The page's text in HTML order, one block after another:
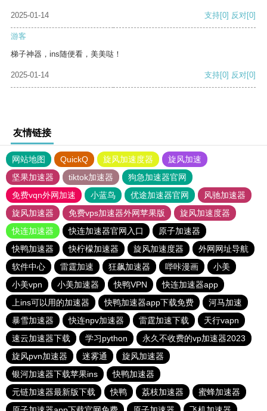
2025-01-14 支持[0] 反对[0]
游客
梯子神器，ins随便看，美美哒！
2025-01-14 支持[0] 反对[0]
友情链接
网站地图 QuickQ 旋风加速度器
旋风加速
坚果加速器
tiktok加速器
狗急加速器官网
免费vqn外网加速
小蓝鸟 优途加速器官网
风驰加速器
旋风加速器
免费vps加速器外网苹果版
旋风加速度器
快连加速器
快连加速器官网入口
原子加速器
快鸭加速器
快柠檬加速器 旋风加速度器
外网网址导航
软件中心
雷霆加速 狂飙加速器 哔咔漫画
小美
小美vpn
小美加速器 快鸭VPN
快连加速器app
上ins可以用的加速器
快鸭加速器app下载免费
河马加速
暴雪加速器
快连npv加速器 雷霆加速下载
天行vapn
速云加速器下载
学习python
永久不收费的vp加速器2023
旋风pvn加速器
迷雾通
旋风加速器
银河加速器下载苹果ins
快鸭加速器
元链加速器最新版下载
快鸭 荔枝加速器
蜜蜂加速器